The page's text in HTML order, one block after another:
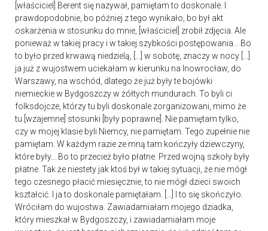
[właściciel] Berent się nazywał, pamiętam to doskonale. I
prawdopodobnie, bo później z tego wynikało, bo był akt
oskarżenia w stosunku do mnie, [właściciel] zrobił zdjęcia. Ale
ponieważ w takiej pracy i w takiej szybkości postępowania… Bo
to było przed krwawą niedzielą, […] w sobotę, znaczy w nocy […]
ja już z wujostwem uciekałam w kierunku na Inowrocław, do
Warszawy, na wschód, dlatego że już były te bojówki
niemieckie w Bydgoszczy w żółtych mundurach. To byli ci
folksdojcze, którzy tu byli doskonale zorganizowani, mimo że
tu [wzajemne] stosunki [były poprawne]. Nie pamiętam tylko,
czy w mojej klasie byli Niemcy, nie pamiętam. Tego zupełnie nie
pamiętam. W każdym razie ze mną tam kończyły dziewczyny,
które były… Bo to przecież było płatne. Przed wojną szkoły były
płatne. Tak że niestety jak ktoś był w takiej sytuacji, że nie mógł
tego czesnego płacić miesięcznie, to nie mógł dzieci swoich
kształcić. I ja to doskonale pamiętałam. […] I to się skończyło.
Wróciłam do wujostwa. Zawiadamiałam mojego dziadka,
który mieszkał w Bydgoszczy, i zawiadamiałam moje